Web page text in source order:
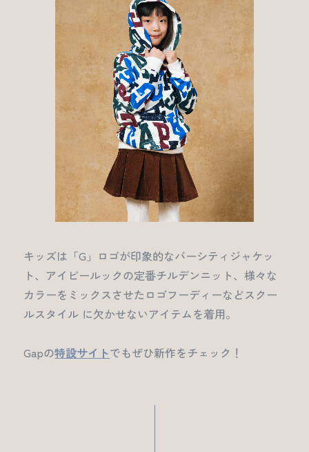
キッズは「G」ロゴが印象的なバーシティジャケッ
ト、アイビールックの定番チルデンニット、様々な
カラーをミックスさせたロゴフーディーなどスクー
ルスタイル に欠かせないアイテムを着用。
Gapの特設サイトでもぜひ新作をチェック！